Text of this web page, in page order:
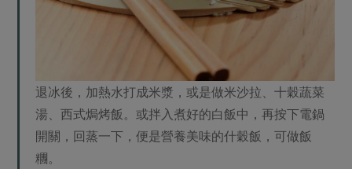
退冰後，加熱水打成米漿，或是做米沙拉、十穀蔬菜
湯、西式焗烤飯。或拌入煮好的白飯中，再按下電鍋
開關，回蒸一下，便是營養美味的什穀飯，可做飯
糰。